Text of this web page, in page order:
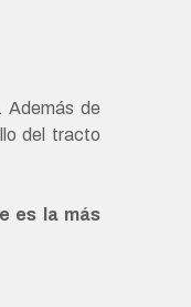
Además de
del tracto
es la más